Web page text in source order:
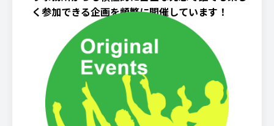
く参加できる企画を頻繁に開催しています！